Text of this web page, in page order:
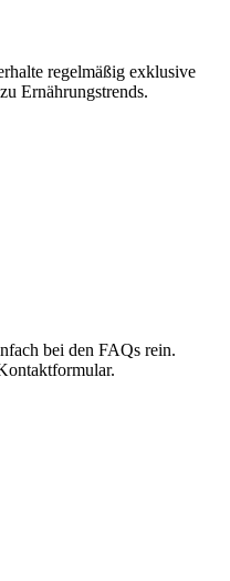
regelmäßig exklusive
Ernährungstrends.
bei den FAQs rein.